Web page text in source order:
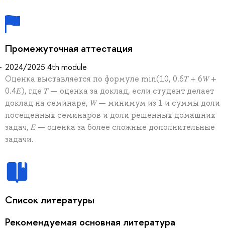
Промежуточная аттестация
2024/2025 4th module
Оценка выставляется по формуле min(10, 0.6𝑇 + 6𝑊 +
0.4𝐸), где 𝑇 — оценка за доклад, если студент делает
доклад на семинаре, 𝑊 — минимум из 1 и суммы доли
посещенных семинаров и доли решенных домашних
задач, 𝐸 — оценка за более сложные дополнительные
задачи.
Список литературы
Рекомендуемая основная литература